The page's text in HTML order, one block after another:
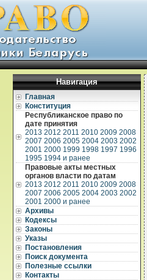
Навигация
Главная
Конституция
Республиканское право по
дате принятия
2013 2012 2011 2010 2009 2008
2007 2006 2005 2004 2003 2002
2001 2000 1999 1998 1997 1996
1995 1994 и ранее
Правовые акты местных
органов власти по датам
2013 2012 2011 2010 2009 2008
2007 2006 2005 2004 2003 2002
2001 2000 и ранее
Архивы
Кодексы
Законы
Указы
Постановления
Поиск документа
Полезные ссылки
Контакты